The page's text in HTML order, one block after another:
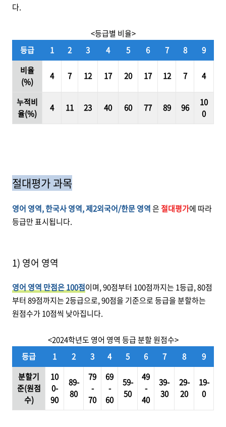
다.
<등급별 비율>
등급
1 2 3 4 5 6 7 8
9
비율
(%)
4 7 12 17 20 17 12 7 4
누적비
율(%)
4 11 23 40 60 77 89 96
10
0
절대평가 과목
영어 영역, 한국사 영역, 제2외국어/한문 영역은절대평가에 따라
등급만 표시됩니다.
1) 영어 영역
영어 영역 만점은 100점이며, 90점부터 100점까지는 1등급, 80점
부터 89점까지는 2등급으로, 90점을 기준으로 등급을 분할하는
원점수가 10점씩 낮아집니다.
<2024학년도 영어 영역 등급 분할 원점수>
등급
1 2 3 4 5 6 7 8
9
분할기
준(원점
수)
10
0-
90
89-
80
79
-
70
69
-
60
59-
50
49
-
40
39-
30
29-
20
19-
0